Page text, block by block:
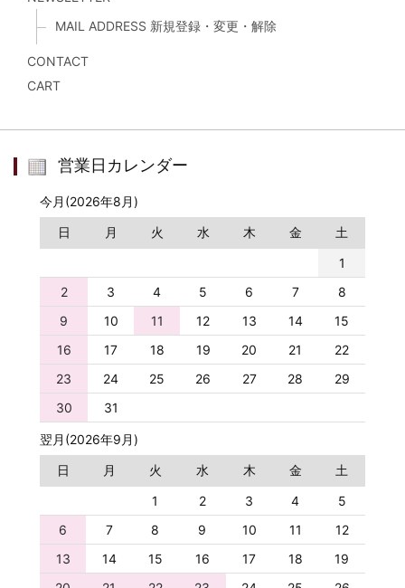
MAIL ADDRESS 新規登録・変更・解除
CONTACT
CART
営業日カレンダー
今月(2026年8月)
日
月 火 水 木 金
土
1
2
3 4 5 6 7
8
9
10 11 12 13 14
15
16
17 18 19 20 21
22
23
24 25 26 27 28
29
30
31
翌月(2026年9月)
日
月 火 水 木 金
土
1
2 3 4
5
6
7 8 9 10 11
12
13
14 15 16 17 18
19